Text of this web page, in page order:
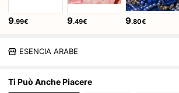
9.99€ 9.49€ 9.80€
ESENCIA ARABE
Ti Può Anche Piacere